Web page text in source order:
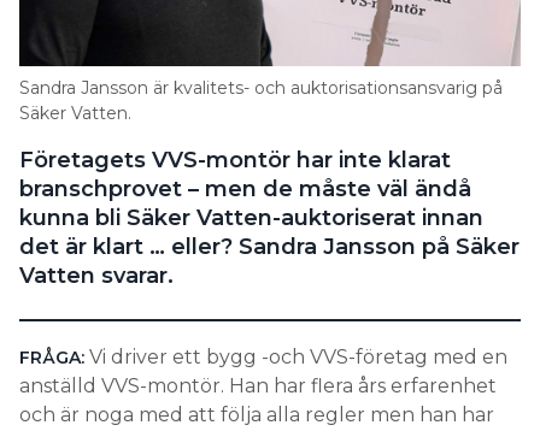
Information om GDPR
Search for:
SEARCH
Sandra Jansson är kvalitets- och auktorisationsansvarig på
Säker Vatten.
Företagets VVS-montör har inte klarat
branschprovet – men de måste väl ändå
kunna bli Säker Vatten-auktoriserat innan
det är klart … eller? Sandra Jansson på Säker
Vatten svarar.
FRÅGA: Vi driver ett bygg -och VVS-företag med en
anställd VVS-montör. Han har flera års erfarenhet
och är noga med att följa alla regler men han har